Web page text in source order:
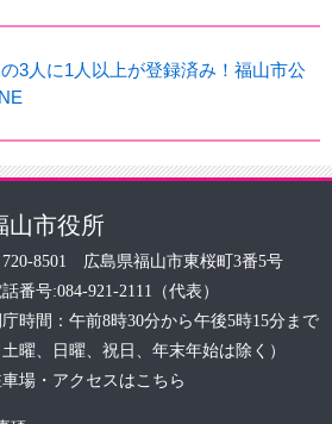
3人に1人以上が登録済み！福山市公
山市役所
720-8501 広島県福山市東桜町3番5号
番号:084-921-2111（代表）
庁時間：午前8時30分から午後5時15分まで
土曜、日曜、祝日、年末年始は除く）
場・アクセスはこちら